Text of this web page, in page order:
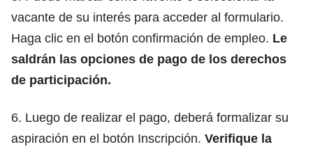
vacante de su interés para acceder al formulario.
Haga clic en el botón confirmación de empleo. Le
saldrán las opciones de pago de los derechos
de participación.
6. Luego de realizar el pago, deberá formalizar su
aspiración en el botón Inscripción. Verifique la